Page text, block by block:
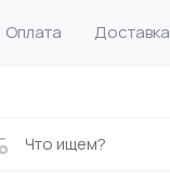
Оплата Доставка